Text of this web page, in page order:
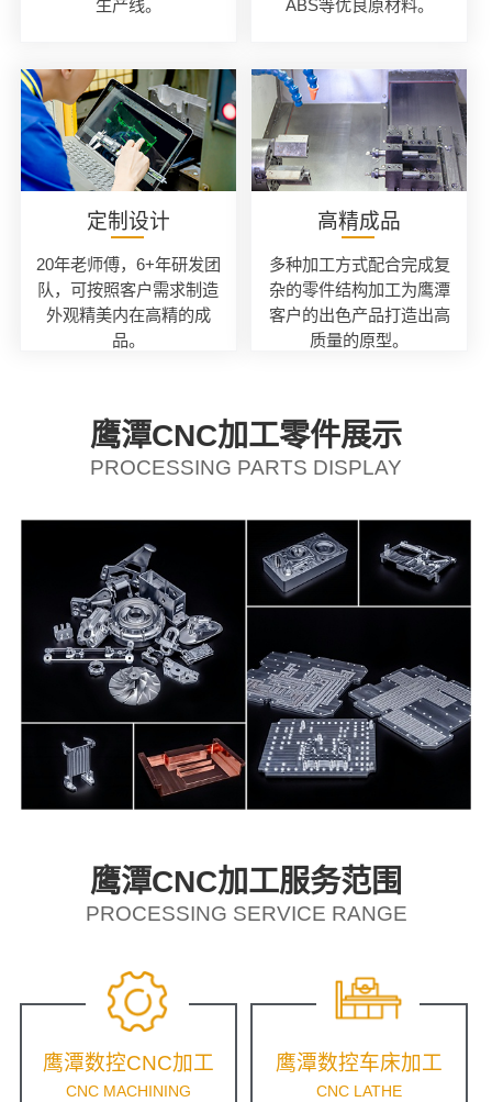
生产线。
ABS等优良原材料。
定制设计
20年老师傅，6+年研发团
队，可按照客户需求制造
外观精美内在高精的成
品。
高精成品
多种加工方式配合完成复
杂的零件结构加工为鹰潭
客户的出色产品打造出高
质量的原型。
鹰潭CNC加工零件展示
PROCESSING PARTS DISPLAY
鹰潭CNC加工服务范围
PROCESSING SERVICE RANGE
鹰潭数控CNC加工
CNC MACHINING
鹰潭数控车床加工
CNC LATHE